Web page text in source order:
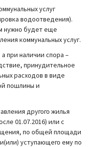
услуг
водоотведения).
нужно будет еще
коммунальных услуг.
при наличии спора –
принудительное
расходов в виде
пошлины и
другого жилья
01.07.2016) или с
по общей площади
уступающего ему по